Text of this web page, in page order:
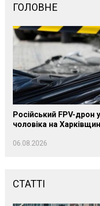
ГОЛОВНЕ
Російський FPV-дрон
чоловіка на
06.08.2026
СТАТТІ